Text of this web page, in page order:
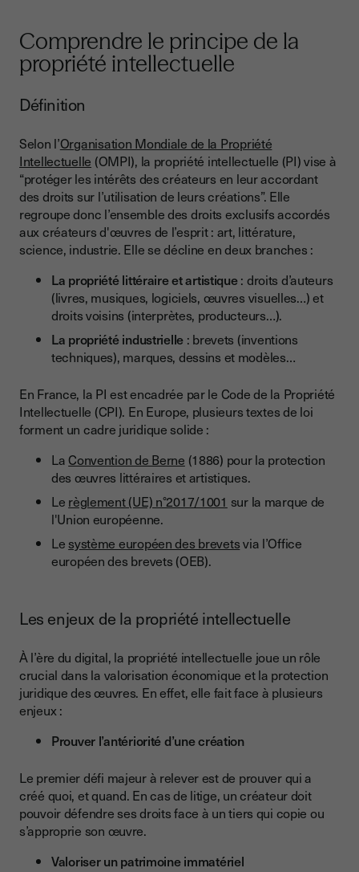
Quel type de signature électronique choisir pour protéger la
propriété intellectuelle ?
La signature simple
La signature avancée
La signature qualifiée
Conclusion
Comprendre le principe de la
propriété intellectuelle
Définition
Selon l’Organisation Mondiale de la Propriété
Intellectuelle (OMPI), la propriété intellectuelle (PI) vise à
“protéger les intérêts des créateurs en leur accordant
des droits sur l’utilisation de leurs créations”. Elle
regroupe donc l’ensemble des droits exclusifs accordés
aux créateurs d'œuvres de l’esprit : art, littérature,
science, industrie. Elle se décline en deux branches :
La propriété littéraire et artistique: droits d’auteurs
(livres, musiques, logiciels, œuvres visuelles…) et
droits voisins (interprètes, producteurs…).
La propriété industrielle : brevets (inventions
techniques), marques, dessins et modèles…
En France, la PI est encadrée par le Code de la Propriété
Intellectuelle (CPI). En Europe, plusieurs textes de loi
forment un cadre juridique solide :
La Convention de Berne (1886) pour la protection
des œuvres littéraires et artistiques.
Le règlement (UE) n°2017/1001 sur la marque de
l'Union européenne.
Le système européen des brevetsvia l’Office
européen des brevets (OEB).
Les enjeux de la propriété intellectuelle
À l’ère du digital, la propriété intellectuelle joue un rôle
crucial dans la valorisation économique et la protection
juridique des œuvres. En effet, elle fait face à plusieurs
enjeux :
Prouver l’antériorité d’une création
Le premier défi majeur à relever est de prouver qui a
créé quoi, et quand. En cas de litige, un créateur doit
pouvoir défendre ses droits face à un tiers qui copie ou
s’approprie son œuvre.
Valoriser un patrimoine immatériel